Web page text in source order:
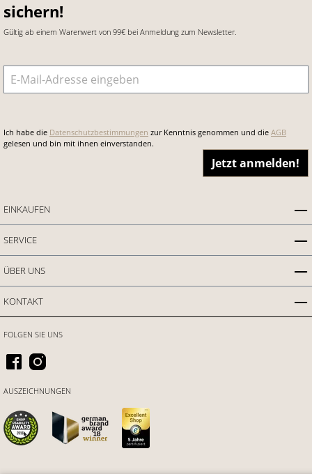
sichern!
Gültig ab einem Warenwert von 99€ bei Anmeldung zum Newsletter.
E-Mail-Adresse
Ich habe die Datenschutzbestimmungen zur Kenntnis genommen und die AGB
gelesen und bin mit ihnen einverstanden.
Jetzt anmelden!
EINKAUFEN
SERVICE
ÜBER UNS
KONTAKT
FOLGEN SIE UNS
AUSZEICHNUNGEN